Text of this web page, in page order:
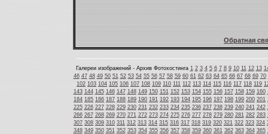
Обратная
Галереи изображений - Архив Фотохостинга 1 2 3 4 5 6 7 8 9 10 11 12 13
46 47 48 49 50 51 52 53 54 55 56 57 58 59 60 61 62 63 64 65 66 67 68 69 70
102 103 104 105 106 107 108 109 110 111 112 113 114 115 116 117 118 119
143 144 145 146 147 148 149 150 151 152 153 154 155 156 157 158 159 160
184 185 186 187 188 189 190 191 192 193 194 195 196 197 198 199 200 201
225 226 227 228 229 230 231 232 233 234 235 236 237 238 239 240 241 242
266 267 268 269 270 271 272 273 274 275 276 277 278 279 280 281 282 283
307 308 309 310 311 312 313 314 315 316 317 318 319 320 321 322 323 324
348 349 350 351 352 353 354 355 356 357 358 359 360 361 362 363 364 365